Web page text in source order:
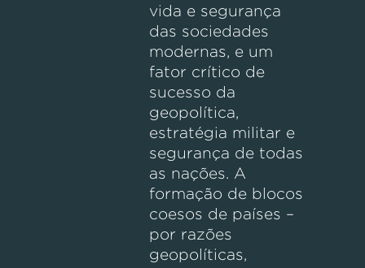
vida e segurança
das sociedades
modernas, e um
fator crítico de
sucesso da
geopolítica,
estratégia militar e
segurança de todas
as nações. A
formação de blocos
coesos de países –
por razões
geopolíticas,